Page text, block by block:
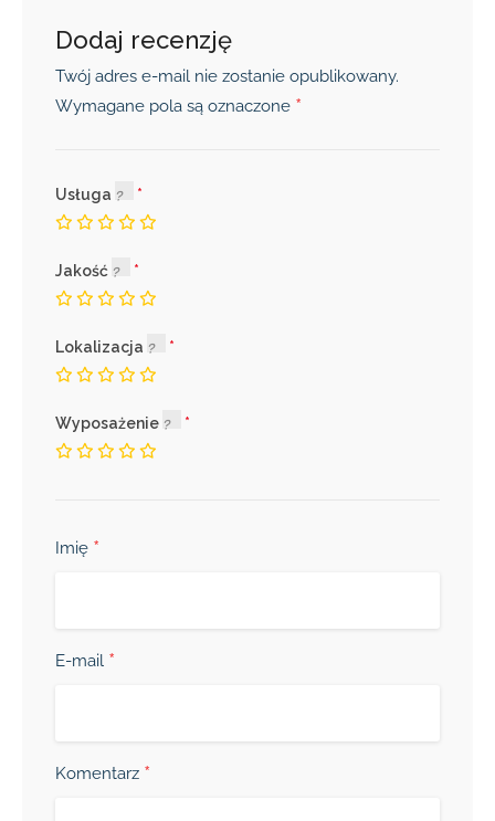
Dodaj recenzję
Twój adres e-mail nie zostanie opublikowany.
Wymagane pola są oznaczone *
Usługa
Jakość
Lokalizacja
Wyposażenie
Imię *
E-mail *
Komentarz *